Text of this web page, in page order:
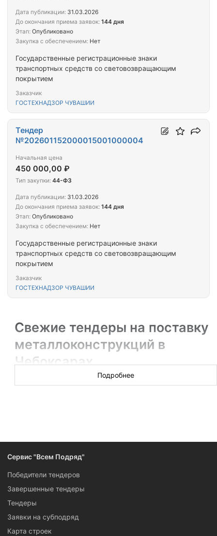
Государственные регистрационные знаки
транспортных средств со световозвращающим
покрытием
Заказчик
ГОСТЕХНАДЗОР ЧУВАШИИ
Дата публикации: 31.03.2026
До окончания приема заявок: 144 дня
Этап: Опубликовано
Закупка с обеспечением: Нет
Государственные регистрационные знаки
транспортных средств со световозвращающим
покрытием
Заказчик
ГОСТЕХНАДЗОР ЧУВАШИИ
Тендер
№202601152000015001000004
Начальная цена
450 000,00 ₽
Тип закупки: 44-ФЗ
Дата публикации: 31.03.2026
До окончания приема заявок: 144 дня
Этап: Опубликовано
Закупка с обеспечением: Нет
Свежие тендеры на поставку
металлоконструкций в
Чебоксарах
Новых торгов за сегодня: 21
открытом тендере. Ваш регион — Чебоксары? Тогда
подписывайтесь на обновления раздела.
Подробнее
Сервис "Всем Подряд"
Победители тендеров
Завершенные тендеры
Тендеры
Заявки на субподряд
Карта строек